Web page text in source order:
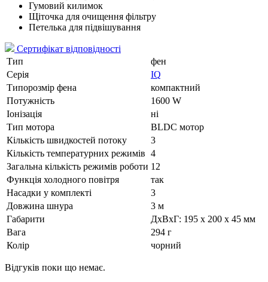
Гумовий килимок
Щіточка для очищення фільтру
Петелька для підвішування
Сертифікат відповідності
Тип
фен
Серія
IQ
Типорозмір фена
компактний
Потужність
1600 W
Іонізація
ні
Тип мотора
BLDC мотор
Кількість швидкостей потоку
3
Кількість температурних режимів 4
Загальна кількість режимів роботи 12
Функція холодного повітря
так
Насадки у комплекті
3
Довжина шнура
3 м
Габарити
ДxВxГ: 195 x 200 x 45 мм
Вага
294 г
Колір
чорний
Відгуків поки що немає.